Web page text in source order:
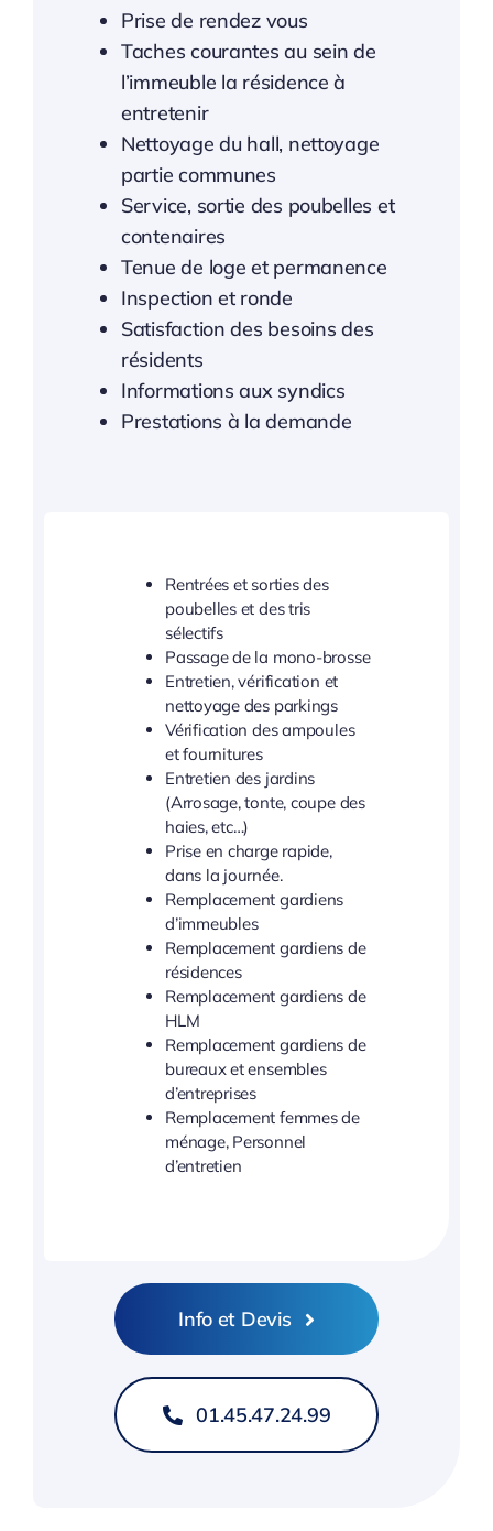
Prise de rendez vous
Taches courantes au sein de
l’immeuble la résidence à
entretenir
Nettoyage du hall, nettoyage
partie communes
Service, sortie des poubelles et
contenaires
Tenue de loge et permanence
Inspection et ronde
Satisfaction des besoins des
résidents
Informations aux syndics
Prestations à la demande
Rentrées et sorties des
poubelles et des tris
sélectifs
Passage de la mono-brosse
Entretien, vérification et
nettoyage des parkings
Vérification des ampoules
et fournitures
Entretien des jardins
(Arrosage, tonte, coupe des
haies, etc…)
Prise en charge rapide,
dans la journée.
Remplacement gardiens
d’immeubles
Remplacement gardiens de
résidences
Remplacement gardiens de
HLM
Remplacement gardiens de
bureaux et ensembles
d’entreprises
Remplacement femmes de
ménage, Personnel
d’entretien
Info et Devis
01.45.47.24.99